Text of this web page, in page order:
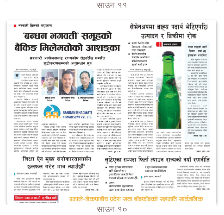
साउन ११
साउन १०